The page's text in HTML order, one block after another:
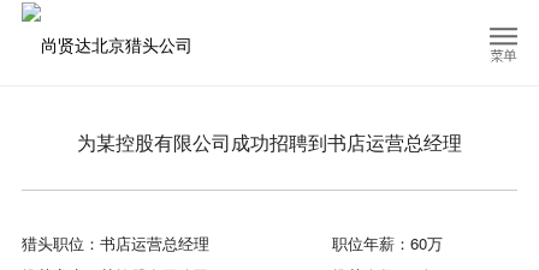
为某控股有限公司成功招聘到书店运营总经理
猎头职位：书店运营总经理
职位年薪：60万